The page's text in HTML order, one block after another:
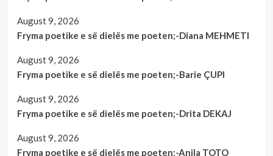
August 9, 2026
Fryma poetike e së dielës me poeten;-Diana MEHMETI
August 9, 2026
Fryma poetike e së dielës me poeten;-Barie ÇUPI
August 9, 2026
Fryma poetike e së dielës me poeten;-Drita DEKAJ
August 9, 2026
Fryma poetike e së dielës me poeten;-Anila TOTO